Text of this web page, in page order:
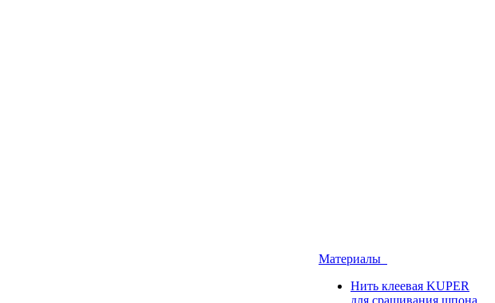
Материалы
Нить клеевая KUPER
для сращивания шпона